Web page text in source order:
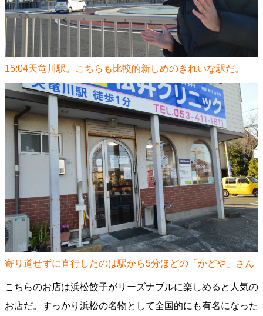
15:04天竜川駅。こちらも比較的新しめのきれいな駅だ。
寄り道せずに直行したのは駅から5分ほどの「かどや」さん
こちらのお店は浜松餃子がリーズナブルに楽しめると人気の
お店だ。すっかり浜松の名物として全国的にも有名になった